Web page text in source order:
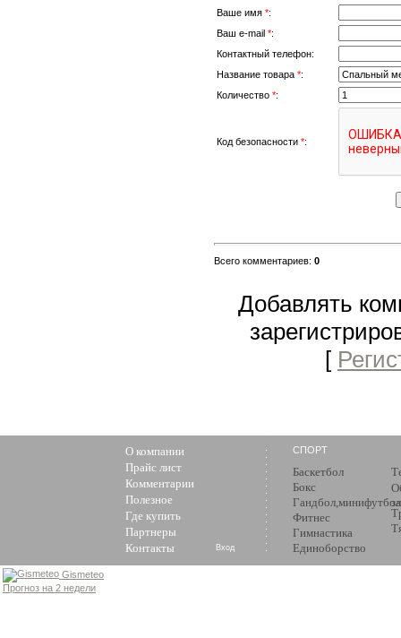
Ваше имя *:
Ваш e-mail *:
Контактный телефон:
Название товара *:
Количество *:
Код безопасности *:
Всего комментариев: 0
Добавлять
[
О компании
Прайс лист
Комментарии
Полезное
Где купить
Партнеры
Контакты
СПОРТ
Баскетбол
Бокс
Гандбол,минифутбол
Фитнес
Гимнастика
Единоборство
Вход
Gismeteo
Прогноз на 2 недели